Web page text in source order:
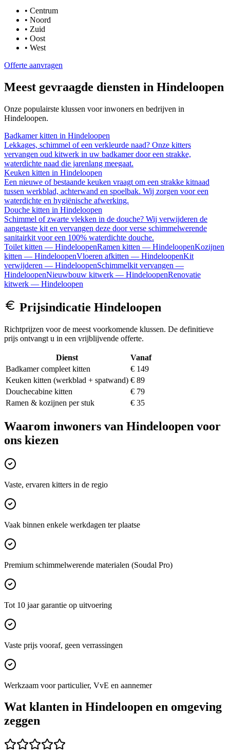
• Centrum
• Noord
• Zuid
• Oost
• West
Offerte aanvragen
Meest gevraagde diensten in Hindeloopen
Onze populairste klussen voor inwoners en bedrijven in
Hindeloopen.
Badkamer kitten in Hindeloopen
Lekkages, schimmel of een verkleurde naad? Onze kitters
vervangen oud kitwerk in uw badkamer door een strakke,
waterdichte naad die jarenlang meegaat.
Keuken kitten in Hindeloopen
Een nieuwe of bestaande keuken vraagt om een strakke kitnaad
tussen werkblad, achterwand en spoelbak. Wij zorgen voor een
waterdichte en hygiënische afwerking.
Douche kitten in Hindeloopen
Schimmel of zwarte vlekken in de douche? Wij verwijderen de
aangetaste kit en vervangen deze door verse schimmelwerende
sanitairkit voor een 100% waterdichte douche.
Toilet kitten — HindeloopenRamen kitten — HindeloopenKozijnen
kitten — HindeloopenVloeren afkitten — HindeloopenKit
verwijderen — HindeloopenSchimmelkit vervangen —
HindeloopenNieuwbouw kitwerk — HindeloopenRenovatie
kitwerk — Hindeloopen
Prijsindicatie Hindeloopen
Richtprijzen voor de meest voorkomende klussen. De definitieve
prijs ontvangt u in een vrijblijvende offerte.
Dienst
Vanaf
Badkamer compleet kitten
€ 149
Keuken kitten (werkblad + spatwand) € 89
Douchecabine kitten
€ 79
Ramen & kozijnen per stuk
€ 35
Waarom inwoners van Hindeloopen voor
ons kiezen
Vaste, ervaren kitters in de regio
Vaak binnen enkele werkdagen ter plaatse
Premium schimmelwerende materialen (Soudal Pro)
Tot 10 jaar garantie op uitvoering
Vaste prijs vooraf, geen verrassingen
Werkzaam voor particulier, VvE en aannemer
Wat klanten in Hindeloopen en omgeving
zeggen